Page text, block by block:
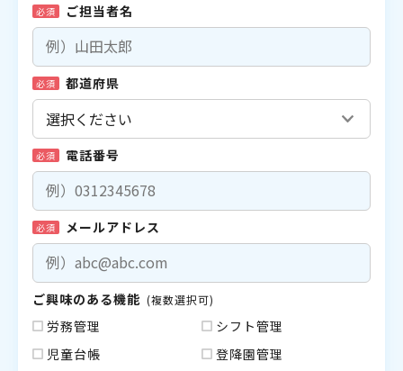
必須 ご担当者名
必須 都道府県
必須 電話番号
必須 メールアドレス
ご興味のある機能 (複数選択可)
労務管理
シフト管理
児童台帳
登降園管理